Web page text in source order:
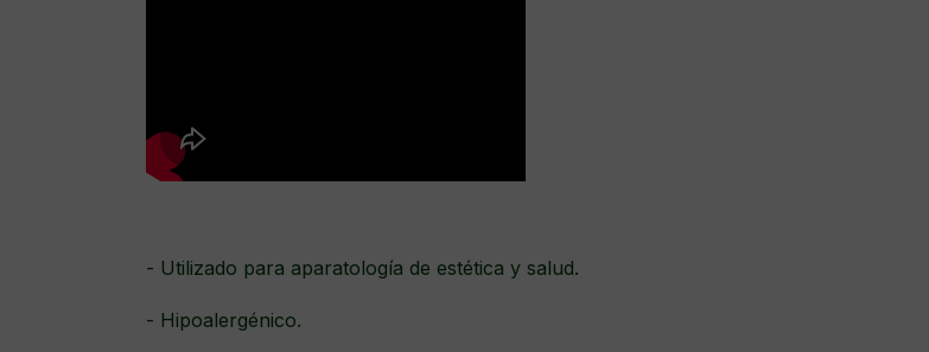
- Utilizado para aparatología de estética y salud.
- Hipoalergénico.